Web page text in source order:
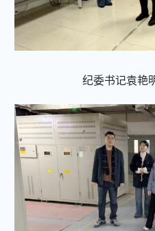
纪委书记袁艳